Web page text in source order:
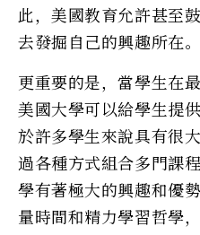
此，美國教育允許甚至
去發掘自己的興趣所在。
更重要的是，當學生在
美國大學可以給學生提
於許多學生來說具有很
過各種方式組合多門課
學有著極大的興趣和優
量時間和精力學習哲學